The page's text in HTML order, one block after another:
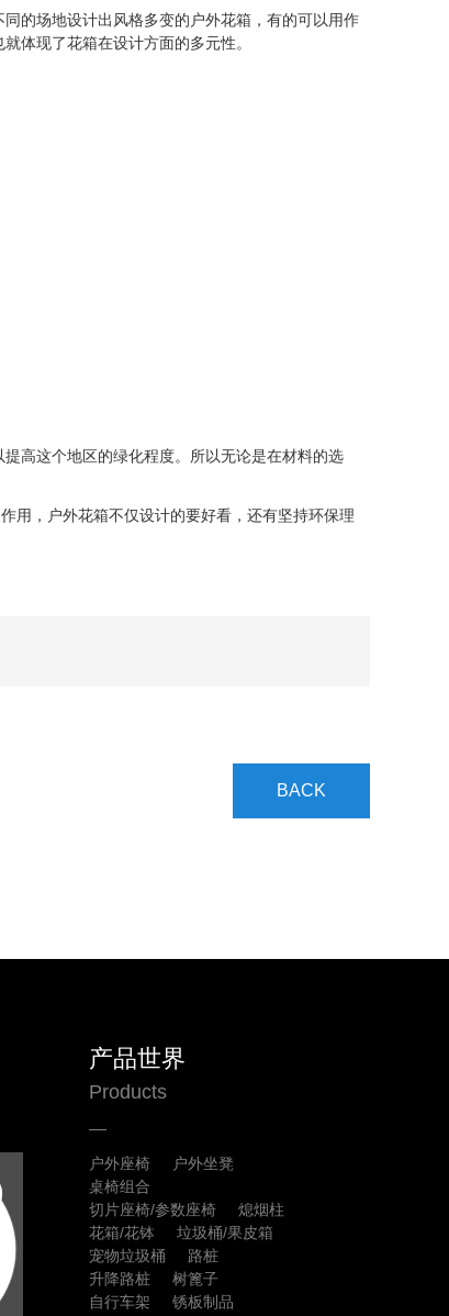
的场地设计出风格多变的户外花箱，有的可以用作
体现了花箱在设计方面的多元性。
高这个地区的绿化程度。所以无论是在材料的选
用，户外花箱不仅设计的要好看，还有坚持环保理
BACK
产品世界
Products
户外座椅
户外坐凳
桌椅组合
切片座椅/参数座椅
熄烟柱
花箱/花钵
垃圾桶/果皮箱
宠物垃圾桶
路桩
升降路桩
树篦子
自行车架
锈板制品